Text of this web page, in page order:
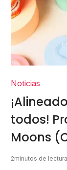
Noticias
todos!
Moons
2minutos de lectura